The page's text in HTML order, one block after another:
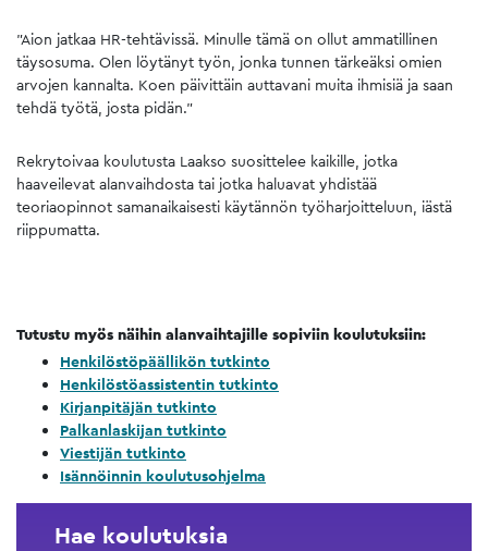
”Aion jatkaa HR-tehtävissä. Minulle tämä on ollut ammatillinen
täysosuma. Olen löytänyt työn, jonka tunnen tärkeäksi omien
arvojen kannalta. Koen päivittäin auttavani muita ihmisiä ja saan
tehdä työtä, josta pidän.”
Rekrytoivaa koulutusta Laakso suosittelee kaikille, jotka
haaveilevat alanvaihdosta tai jotka haluavat yhdistää
teoriaopinnot samanaikaisesti käytännön työharjoitteluun, iästä
riippumatta.
Tutustu myös näihin alanvaihtajille sopiviin koulutuksiin:
Henkilöstöpäällikön tutkinto
Henkilöstöassistentin tutkinto
Kirjanpitäjän tutkinto
Palkanlaskijan tutkinto
Viestijän tutkinto
Isännöinnin koulutusohjelma
Hae koulutuksia